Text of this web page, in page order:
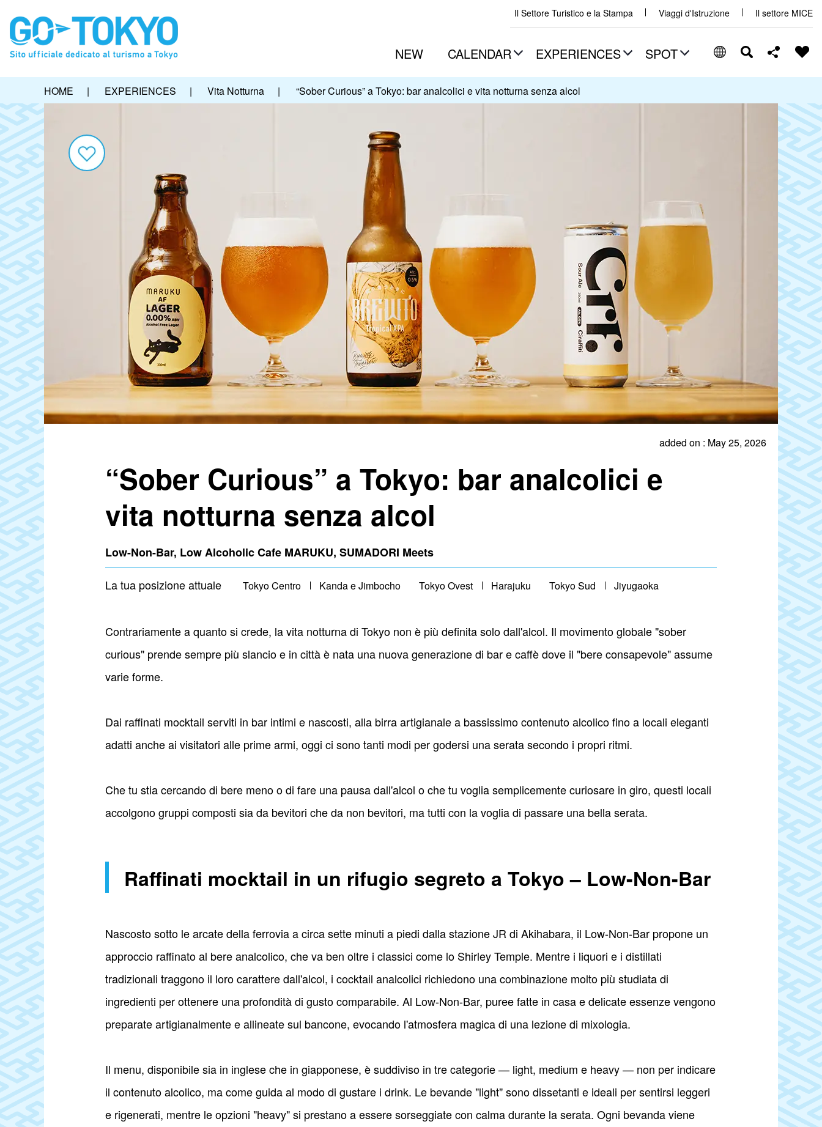
Il Settore Turistico e la Stampa Viaggi d'Istruzione Il settore MICE
NEW CALENDAR EXPERIENCES SPOT
HOME | EXPERIENCES | Vita Notturna | “Sober Curious” a Tokyo: bar analcolici e vita notturna senza alcol
added on : May 25, 2026
“Sober Curious” a Tokyo: bar analcolici e
vita notturna senza alcol
Low-Non-Bar, Low Alcoholic Cafe MARUKU, SUMADORI Meets
La tua posizione attuale Tokyo Centro Kanda e Jimbocho Tokyo Ovest Harajuku Tokyo Sud Jiyugaoka
Contrariamente a quanto si crede, la vita notturna di Tokyo non è più definita solo dall'alcol. Il movimento globale "sober
curious" prende sempre più slancio e in città è nata una nuova generazione di bar e caffè dove il "bere consapevole" assume
varie forme.
Dai raffinati mocktail serviti in bar intimi e nascosti, alla birra artigianale a bassissimo contenuto alcolico fino a locali eleganti
adatti anche ai visitatori alle prime armi, oggi ci sono tanti modi per godersi una serata secondo i propri ritmi.
Che tu stia cercando di bere meno o di fare una pausa dall'alcol o che tu voglia semplicemente curiosare in giro, questi locali
accolgono gruppi composti sia da bevitori che da non bevitori, ma tutti con la voglia di passare una bella serata.
Raffinati mocktail in un rifugio segreto a Tokyo – Low-Non-Bar
Nascosto sotto le arcate della ferrovia a circa sette minuti a piedi dalla stazione JR di Akihabara, il Low-Non-Bar propone un
approccio raffinato al bere analcolico, che va ben oltre i classici come lo Shirley Temple. Mentre i liquori e i distillati
tradizionali traggono il loro carattere dall'alcol, i cocktail analcolici richiedono una combinazione molto più studiata di
ingredienti per ottenere una profondità di gusto comparabile. Al Low-Non-Bar, puree fatte in casa e delicate essenze vengono
preparate artigianalmente e allineate sul bancone, evocando l'atmosfera magica di una lezione di mixologia.
Il menu, disponibile sia in inglese che in giapponese, è suddiviso in tre categorie — light, medium e heavy — non per indicare
il contenuto alcolico, ma come guida al modo di gustare i drink. Le bevande "light" sono dissetanti e ideali per sentirsi leggeri
e rigenerati, mentre le opzioni "heavy" si prestano a essere sorseggiate con calma durante la serata. Ogni bevanda viene